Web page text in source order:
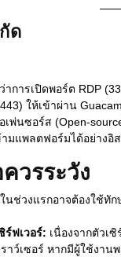
ด
การเปิดพอร์ต RDP
ให้เข้าผ่าน
เพ่นซอร์ส (Open-
มแพลตฟอร์มได้อย่างอิ
วรระวัง
ในช่วงแรกอาจต้องใช้ทั
ร์ฟเวอร์: เนื่องจากตัวเ
าว์เซอร์ หากมีผู้ใช้งา